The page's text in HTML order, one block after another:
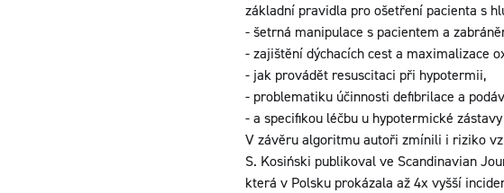
základní pravidla pro ošetření pacienta s
- šetrná manipulace s pacientem a
- zajištění dýchacích cest a maximalizace
- jak provádět resuscitaci při hypotermii,
- problematiku účinnosti defibrilace a
- a specifikou léčbu u hypotermické
V závěru algoritmu autoři zmínili i riziko
S. Kosiński publikoval ve Scandinavian
která v Polsku prokázala až 4x vyšší